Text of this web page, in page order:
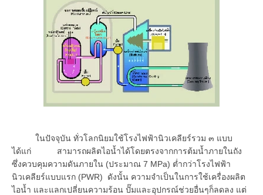
ในปัจจุบัน ทั่วโลกนิยมใช้โรงไฟฟ้านิวเคลียร์รวม ๓ แบบ
ได้แก่ สามารถผลิตไอน้ำได้โดยตรงจากการต้มน้ำภายในถัง
ซึ่งควบคุมความดันภายใน (ประมาณ 7 MPa) ต่ำกว่าโรงไฟฟ้า
นิวเคลียร์แบบแรก (PWR) ดังนั้น ความจำเป็นในการใช้เครื่องผลิต
ไอน้ำ และแลกเปลี่ยนความร้อน ปั๊มและอุปกรณ์ช่วยอื่นๆก็ลดลง แต่